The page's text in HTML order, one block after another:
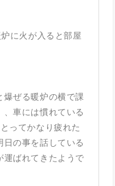
に火が入ると部屋
爆ぜる暖炉の横で課
車には慣れている
ってかなり疲れた
の事を話している
運ばれてきたようで